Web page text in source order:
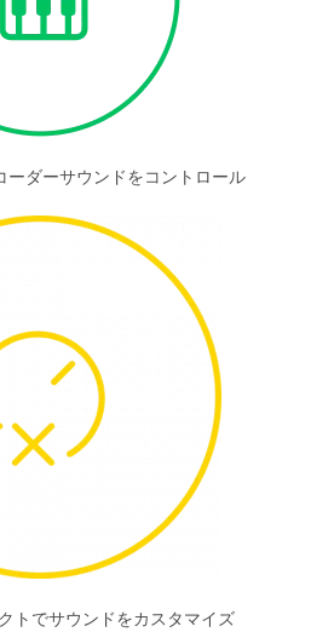
ダーサウンドをコントロール
トでサウンドをカスタマイズ